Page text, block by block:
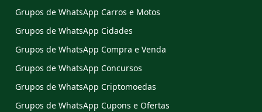
Grupos de WhatsApp Carros e Motos
Grupos de WhatsApp Cidades
Grupos de WhatsApp Compra e Venda
Grupos de WhatsApp Concursos
Grupos de WhatsApp Criptomoedas
Grupos de WhatsApp Cupons e Ofertas